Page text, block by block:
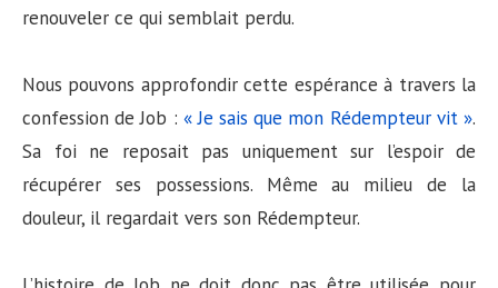
renouveler ce qui semblait perdu.
Nous pouvons approfondir cette espérance à travers la
confession de Job : « Je sais que mon Rédempteur vit ».
Sa foi ne reposait pas uniquement sur l’espoir de
récupérer ses possessions. Même au milieu de la
douleur, il regardait vers son Rédempteur.